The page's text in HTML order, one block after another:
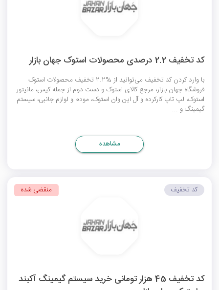
کد تخفیف 2.2 درصدی محصولات استوک جهان بازار
با وارد کردن کد تخفیف می‌توانید از %2.2 تخفیف محصولات استوک
فروشگاه جهان بازار، مرجع کالای استوک و دست دوم از جمله کیس، مانیتور
استوک، لپ تاپ کارکرده و آل این وان استوک، مودم و لوازم جانبی، سیستم
گیمینگ و ...
مشاهده
کد تخفیف 45 هزار تومانی خرید سیستم گیمینگ آکبند
کد تخفیف منقضی شده